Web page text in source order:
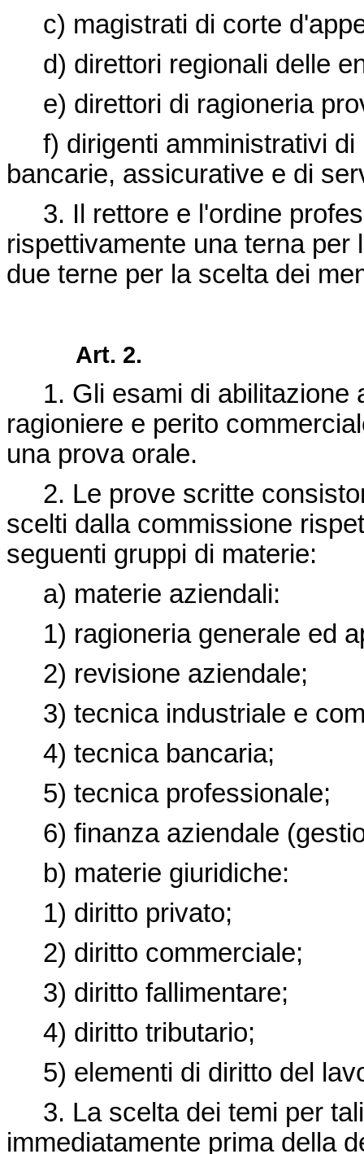
c) magistrati di corte
d) direttori regionali delle
e) direttori di ragioneria
f) dirigenti amministrativi di
bancarie, assicurative e di
3. Il rettore e l'ordine
rispettivamente una terna
due terne per la scelta dei
Art. 2.
1. Gli esami di abilitazione
ragioniere e perito
una prova orale.
2. Le prove scritte
scelti dalla commissione
seguenti gruppi di materie:
a) materie aziendali:
1) ragioneria generale ed
2) revisione aziendale;
3) tecnica industriale e
4) tecnica bancaria;
5) tecnica professionale;
6) finanza aziendale
b) materie giuridiche:
1) diritto privato;
2) diritto commerciale;
3) diritto fallimentare;
4) diritto tributario;
5) elementi di diritto del
3. La scelta dei temi per
immediatamente prima della